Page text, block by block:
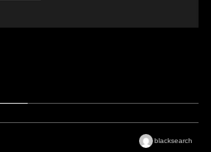
blacksearch